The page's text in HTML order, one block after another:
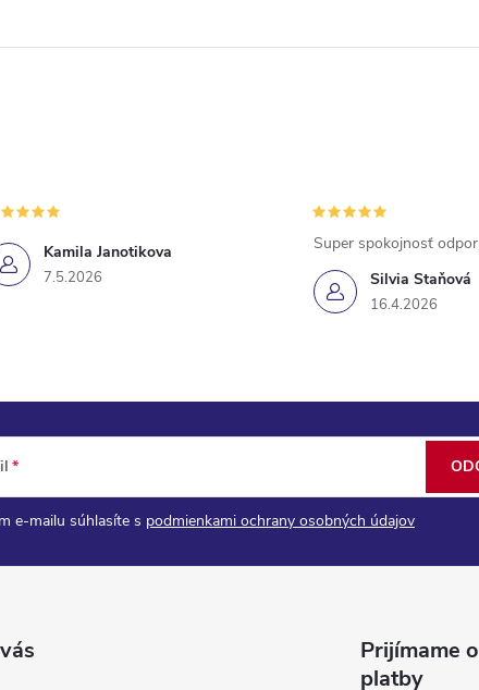
Kamila Janotikova
7.5.2026 Silvia Staňová
16.4.2026
Super spokojnosť
e-mailu súhlasíte s podmienkami ochrany osobných údajov
Prijímame
platby